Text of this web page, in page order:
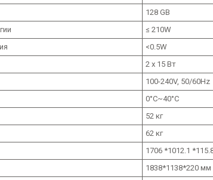
128 GB
≤ 210W
<0.5W
2 x 15 Вт
100-240V, 50/60Hz
0°C~40°C
52 кг
62 кг
1706 *1012.1
1838*1138*220 мм